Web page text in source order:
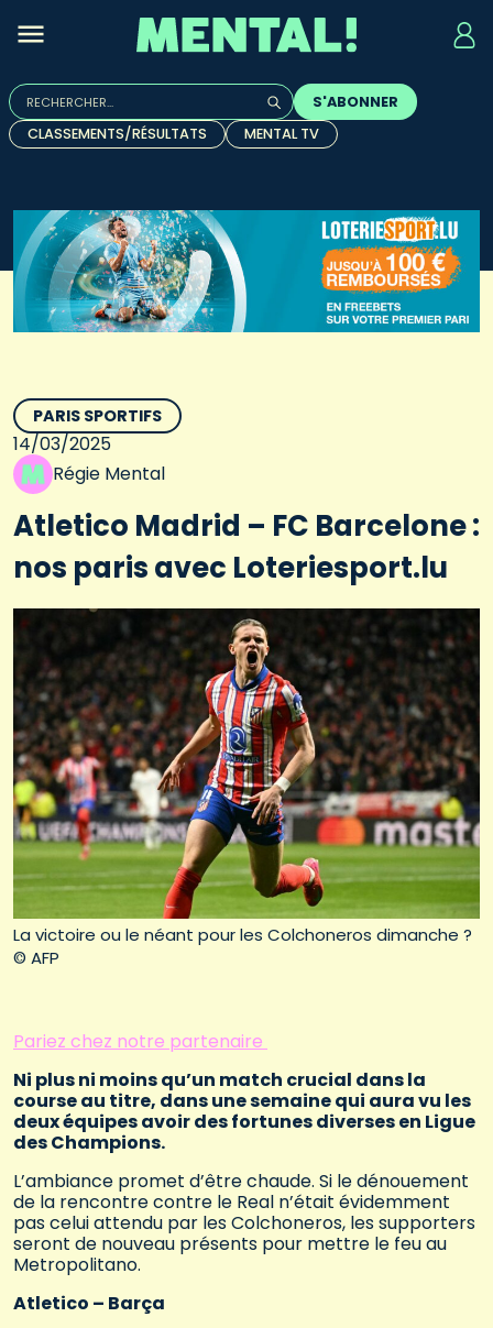
Rechercher :
Quand les résultats de l'auto-complétion sont
S'ABONNER
CLASSEMENTS/RÉSULTATS
MENTAL TV
La victoire ou le néant pour les Colchoneros dimanche ?
© AFP
PARIS SPORTIFS
14/03/2025
Régie Mental
Atletico Madrid – FC Barcelone :
nos paris avec Loteriesport.lu
Pariez chez notre partenaire
Ni plus ni moins qu’un match crucial dans la
course au titre, dans une semaine qui aura vu les
deux équipes avoir des fortunes diverses en Ligue
des Champions.
L’ambiance promet d’être chaude. Si le dénouement
de la rencontre contre le Real n’était évidemment
pas celui attendu par les Colchoneros, les supporters
seront de nouveau présents pour mettre le feu au
Metropolitano.
Atletico – Barça